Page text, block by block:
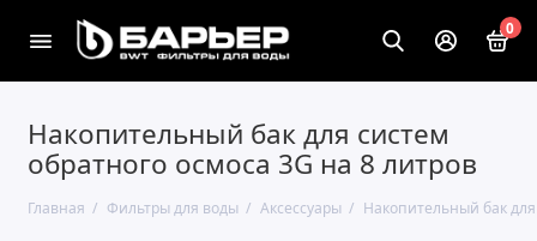
0
Накопительный бак для систем
обратного осмоса 3G на 8 литров
Главная Фильтры для воды Аксессуары Накопительный бак